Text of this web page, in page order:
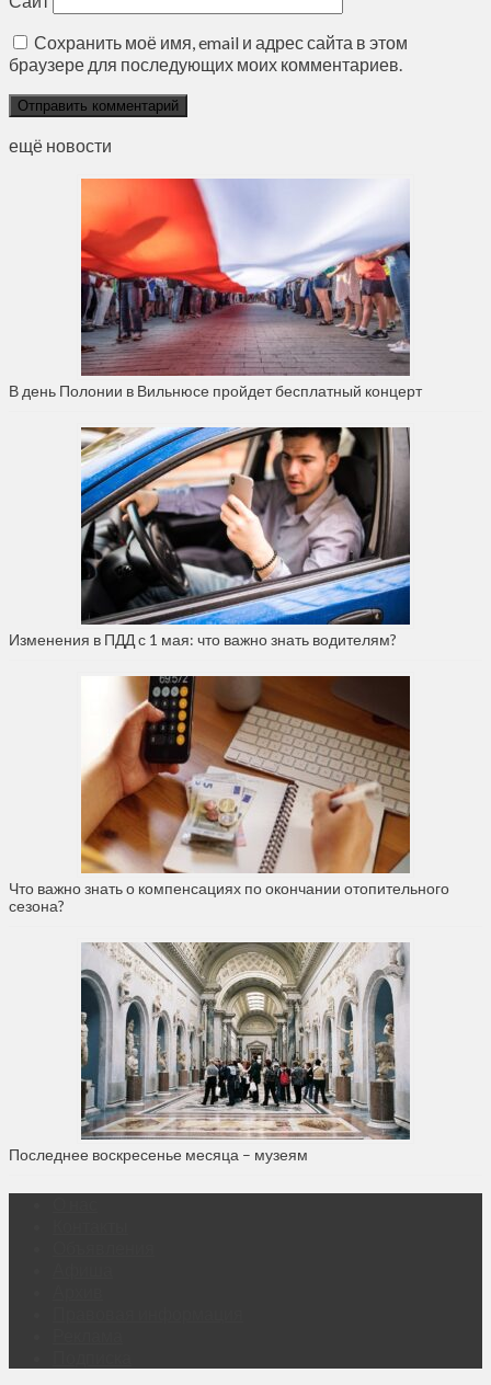
Сохранить моё имя, email и адрес сайта в этом
браузере для последующих моих комментариев.
ещё новости
В день Полонии в Вильнюсе пройдет бесплатный концерт
Изменения в ПДД с 1 мая: что важно знать водителям?
Что важно знать о компенсациях по окончании отопительного
сезона?
Последнее воскресенье месяца – музеям